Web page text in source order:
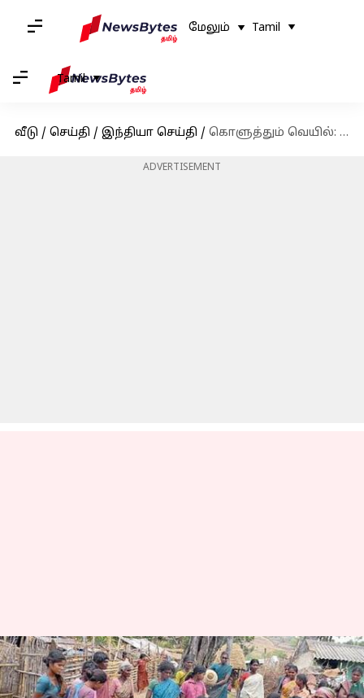
மேலும் Tamil
Tamil
வீடு / செய்தி / இந்தியா செய்தி / கொளுத்தும் வெயில்: நீர்மட்டம் குறைந்ததால், குடிநீருக்கு தவிக்கும் நெல்லை மக்கள்
ADVERTISEMENT
கொளுத்தும் வெயில்:
நீர்மட்டம் குறைந்ததால்,